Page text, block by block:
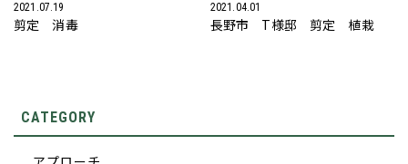
2021.07.19
剪定 消毒
2021.04.01
長野市 T様邸 剪定 植栽
CATEGORY